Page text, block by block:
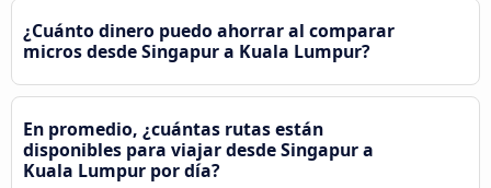
¿Cuánto dinero puedo ahorrar al comparar
micros desde Singapur a Kuala Lumpur?
En promedio, ¿cuántas rutas están
disponibles para viajar desde Singapur a
Kuala Lumpur por día?